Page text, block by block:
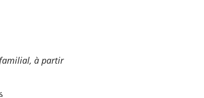
à partir